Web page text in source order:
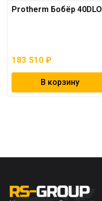
Protherm Бобёр 40DLO
183 510 ₽
В корзину